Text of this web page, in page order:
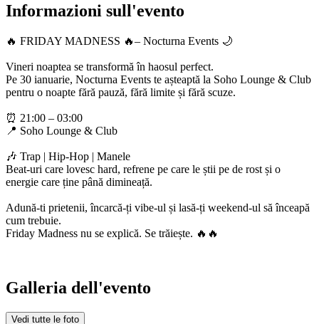
Informazioni sull'evento
🔥 FRIDAY MADNESS 🔥– Nocturna Events 🌙
Vineri noaptea se transformă în haosul perfect.
Pe 30 ianuarie, Nocturna Events te așteaptă la Soho Lounge & Club
pentru o noapte fără pauză, fără limite și fără scuze.
⏰ 21:00 – 03:00
📍 Soho Lounge & Club
🎶 Trap | Hip-Hop | Manele
Beat-uri care lovesc hard, refrene pe care le știi pe de rost și o
energie care ține până dimineață.
Adună-ti prietenii, încarcă-ți vibe-ul și lasă-ți weekend-ul să înceapă
cum trebuie.
Friday Madness nu se explică. Se trăiește. 🔥🔥
Galleria dell'evento
Vedi tutte le foto